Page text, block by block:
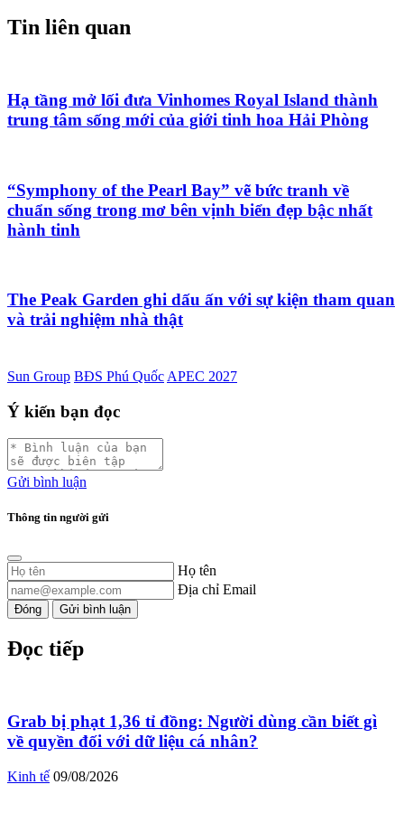
Tin liên quan
Hạ tầng mở lối đưa Vinhomes Royal Island thành
trung tâm sống mới của giới tinh hoa Hải Phòng
“Symphony of the Pearl Bay” vẽ bức tranh về
chuẩn sống trong mơ bên vịnh biển đẹp bậc nhất
hành tinh
The Peak Garden ghi dấu ấn với sự kiện tham quan
và trải nghiệm nhà thật
Sun Group BĐS Phú Quốc APEC 2027
Ý kiến bạn đọc
Gửi bình luận
Thông tin người gửi
Họ tên
Địa chỉ Email
Đóng Gửi bình luận
Đọc tiếp
Grab bị phạt 1,36 tỉ đồng: Người dùng cần biết gì
về quyền đối với dữ liệu cá nhân?
Kinh tế 09/08/2026